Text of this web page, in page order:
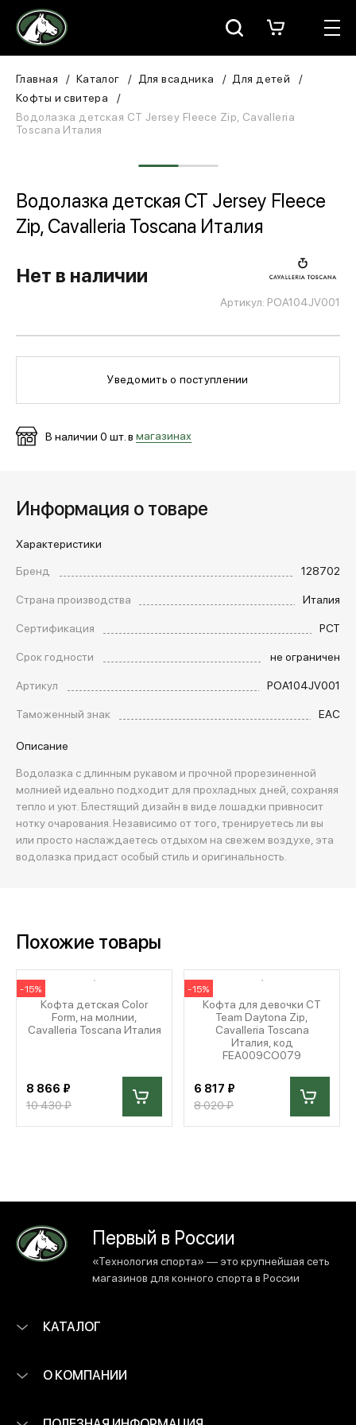
Москва
Для всадника
ЗООТОВАРЫ
БРЕНДЫ
МЕДИА
ОПЛАТА И ДОСТАВКА
Главная Каталог Для всадника
Для детей
Кофты и свитера
Водолазка детская CT Jersey Fleece Zip, Cavalleria
Toscana Италия
Водолазка детская CT Jersey Fleece
Zip, Cavalleria Toscana Италия
Артикул: POA104JV001
Нет в наличии
Уведомить о поступлении
В наличии 0 шт. в магазинах
Информация о товаре
Характеристики
Бренд
128702
Страна производства
Италия
Сертификация
РСТ
Срок годности
не ограничен
Артикул
POA104JV001
Таможенный знак
EAC
Описание
Водолазка с длинным рукавом и прочной прорезиненной
молнией идеально подходит для прохладных дней, сохраняя
тепло и уют. Блестящий дизайн в виде лошадки привносит
нотку очарования. Независимо от того, тренируетесь ли вы
или просто наслаждаетесь отдыхом на свежем воздухе, эта
водолазка придаст особый стиль и оригинальность.
Похожие товары
-15%
Кофта детская Color
Form, на молнии,
Cavalleria Toscana Италия
8 866 ₽
10 430 ₽
-15%
Кофта для девочки CT
Team Daytona Zip,
Cavalleria Toscana
Италия, код
FEA009CO079
6 817 ₽
8 020 ₽
Первый в России
«Технология спорта» — это крупнейшая сеть
магазинов для конного спорта в России
КАТАЛОГ
О КОМПАНИИ